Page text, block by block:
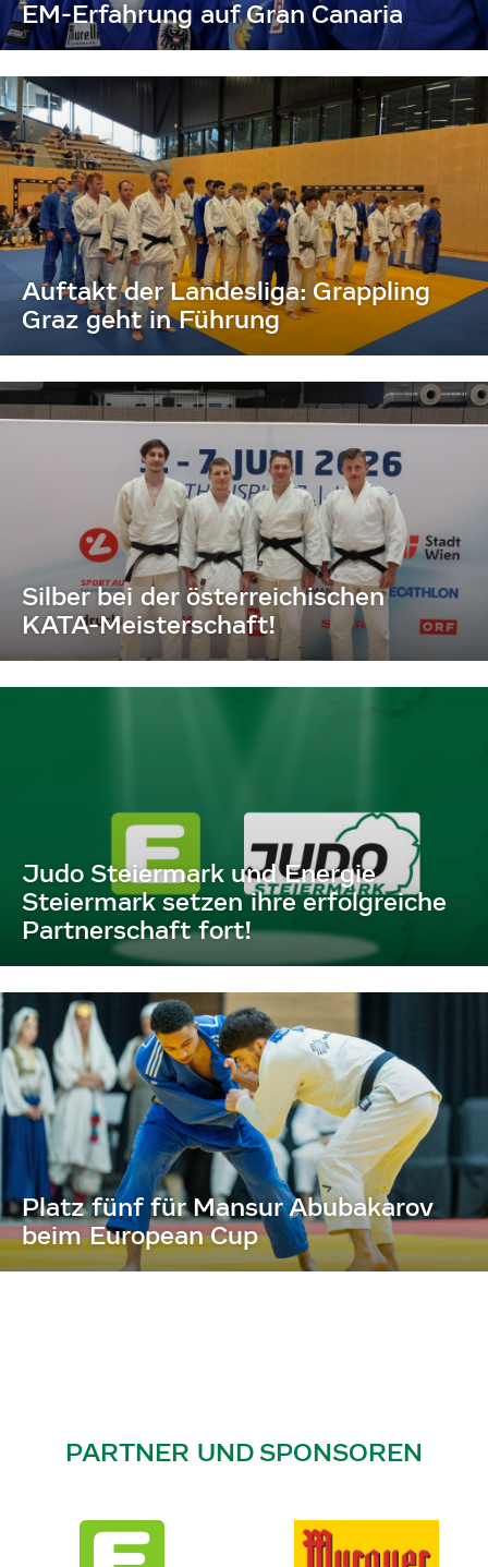
EM-Erfahrung auf Gran Canaria
Auftakt der Landesliga: Grappling
Graz geht in Führung
Silber bei der österreichischen
KATA-Meisterschaft!
Judo Steiermark und Energie
Steiermark setzen ihre erfolgreiche
Partnerschaft fort!
Platz fünf für Mansur Abubakarov
beim European Cup
PARTNER UND SPONSOREN